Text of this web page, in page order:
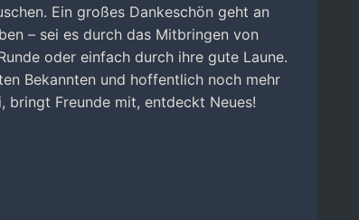
Ein großes Dankeschön geht an
– sei es durch das Mitbringen von
oder einfach durch ihre gute Laune.
Bekannten und hoffentlich noch mehr
bringt Freunde mit, entdeckt Neues!